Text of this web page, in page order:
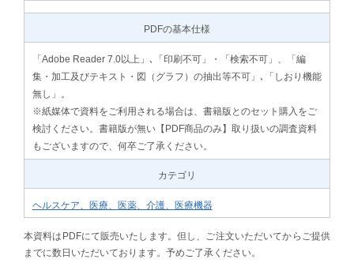
PDFの基本仕様
「Adobe Reader 7.0以上」､「印刷不可」・「検索不可」、「編
集・加工及びテキスト・図（グラフ）の抽出等不可」､「しおり機能
無し」。
※紙媒体で資料をご利用される場合は、書籍版とのセット購入をご
検討ください。書籍版が無い【PDF商品のみ】取り扱いの調査資料
もございますので、何卒ご了承ください。
カテゴリ
ヘルスケア、医療、医薬、介護、医療機器
本資料はPDFにて販売いたします。但し、ご注文いただいてからご提供
までに数日いただいております。予めご了承ください。